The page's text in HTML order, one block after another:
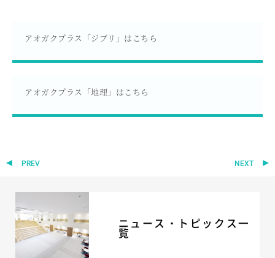
クラブ・同好会紹介
学友会
生徒の作品
入試・入学案内
入試要項
志願者速報
合格者発表
学校説明会
入試結果
アオガクプラス「ジブリ」はこちら
アオガクプラス「地理」はこちら
PREV NEXT
ニュース・トピックス一
覧